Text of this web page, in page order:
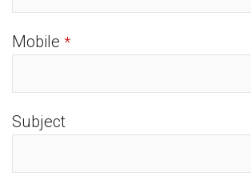
Mobile *
Subject